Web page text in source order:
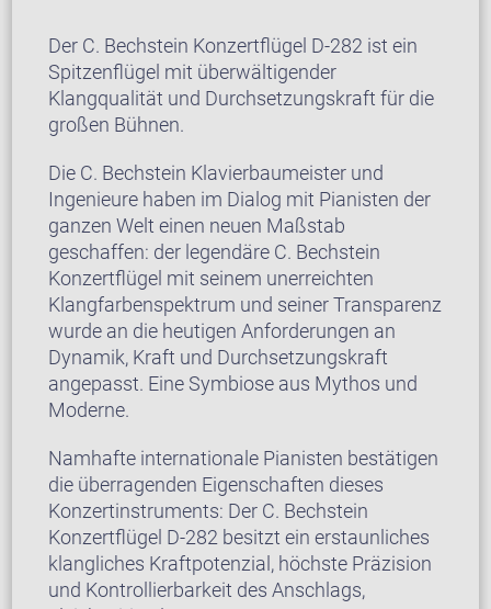
Der C. Bechstein Konzertflügel D-282 ist ein
Spitzenflügel mit überwältigender
Klangqualität und Durchsetzungskraft für die
großen Bühnen.
Die C. Bechstein Klavierbaumeister und
Ingenieure haben im Dialog mit Pianisten der
ganzen Welt einen neuen Maßstab
geschaffen: der legendäre C. Bechstein
Konzertflügel mit seinem unerreichten
Klangfarbenspektrum und seiner Transparenz
wurde an die heutigen Anforderungen an
Dynamik, Kraft und Durchsetzungskraft
angepasst. Eine Symbiose aus Mythos und
Moderne.
Namhafte internationale Pianisten bestätigen
die überragenden Eigenschaften dieses
Konzertinstruments: Der C. Bechstein
Konzertflügel D-282 besitzt ein erstaunliches
klangliches Kraftpotenzial, höchste Präzision
und Kontrollierbarkeit des Anschlags,